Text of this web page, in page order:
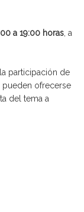
a 19:00 horas , a
participación de
ofrecerse
del tema a